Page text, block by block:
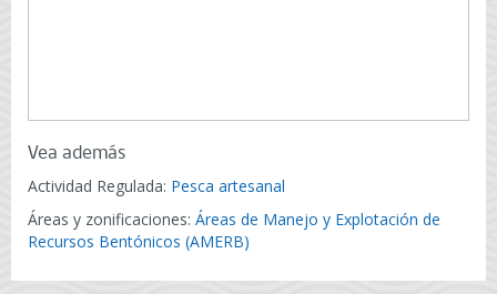
Vea además
Actividad Regulada: Pesca artesanal
Áreas y zonificaciones: Áreas de Manejo y Explotación de
Recursos Bentónicos (AMERB)